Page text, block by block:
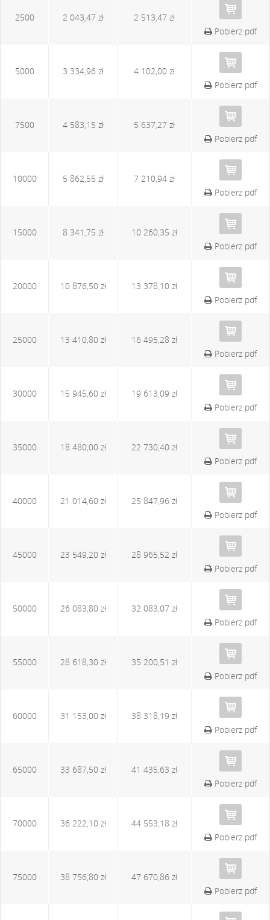
2500 2 043,47 zł
2 513,47 zł
Pobierz pdf
5000 3 334,96 zł
4 102,00 zł
Pobierz pdf
7500 4 583,15 zł
5 637,27 zł
Pobierz pdf
10000 5 862,55 zł
7 210,94 zł
Pobierz pdf
15000 8 341,75 zł
10 260,35 zł
Pobierz pdf
20000 10 876,50 zł
13 378,10 zł
Pobierz pdf
25000 13 410,80 zł
16 495,28 zł
Pobierz pdf
30000 15 945,60 zł
19 613,09 zł
Pobierz pdf
35000 18 480,00 zł
22 730,40 zł
Pobierz pdf
40000 21 014,60 zł
25 847,96 zł
Pobierz pdf
45000 23 549,20 zł
28 965,52 zł
Pobierz pdf
50000 26 083,80 zł
32 083,07 zł
Pobierz pdf
55000 28 618,30 zł
35 200,51 zł
Pobierz pdf
60000 31 153,00 zł
38 318,19 zł
Pobierz pdf
65000 33 687,50 zł
41 435,63 zł
Pobierz pdf
70000 36 222,10 zł
44 553,18 zł
Pobierz pdf
75000 38 756,80 zł
47 670,86 zł
Pobierz pdf